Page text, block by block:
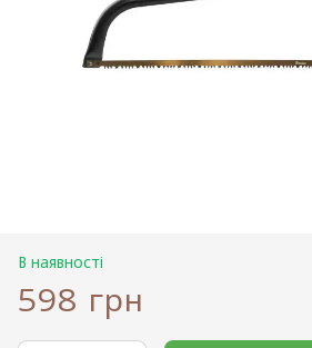
В наявності
598 грн